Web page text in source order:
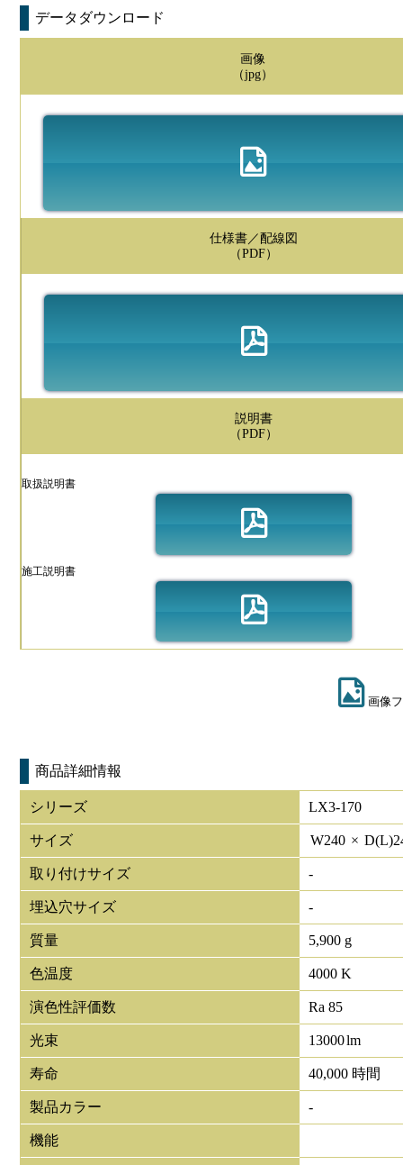
データダウンロード
画像
（jpg）
仕様書／配線図
（PDF）
説明書
（PDF）
取扱説明書
施工説明書
画像
商品詳細情報
シリーズ LX3-170
サイズ W240 × D(L)
取り付けサイズ -
埋込穴サイズ -
質量 5,900 g
色温度 4000 K
演色性評価数 Ra 85
光束 13000lm
寿命 40,000 時間
製品カラー -
機能